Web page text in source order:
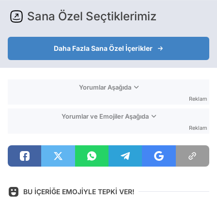
Sana Özel Seçtiklerimiz
Daha Fazla Sana Özel İçerikler
Yorumlar Aşağıda
Reklam
Yorumlar ve Emojiler Aşağıda
Reklam
BU İÇERİĞE EMOJİYLE TEPKİ VER!